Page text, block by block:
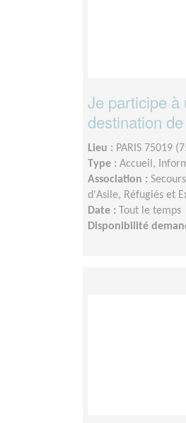
Je participe à
destination
Lieu : PARIS 75019
Type : Accueil,
Association :
d'Asile, Réfugiés et
Date : Tout le temps
Disponibilité